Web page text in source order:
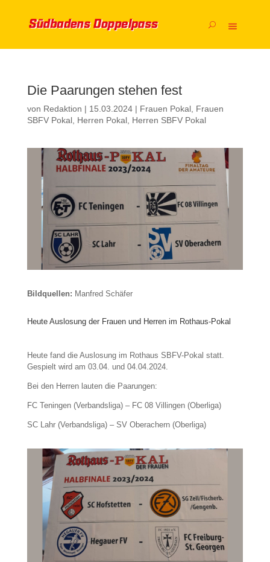
Die Paarungen stehen fest
von Redaktion | 15.03.2024| Frauen Pokal, Frauen
SBFV Pokal, Herren Pokal, Herren SBFV Pokal
Bildquellen: Manfred Schäfer
Heute Auslosung der Frauen und Herren im Rothaus-Pokal
Heute fand die Auslosung im Rothaus SBFV-Pokal statt.
Gespielt wird am 03.04. und 04.04.2024.
Bei den Herren lauten die Paarungen:
FC Teningen (Verbandsliga) – FC 08 Villingen (Oberliga)
SC Lahr (Verbandsliga) – SV Oberachern (Oberliga)